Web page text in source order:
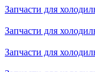
Запчасти для
Запчасти для
Запчасти для